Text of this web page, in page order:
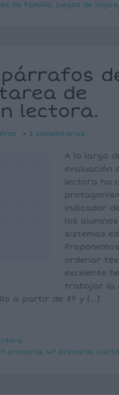
de familia, juegos de lógica
de
lectora.
3 comentarios
A lo largo
evaluación
lectora ha
indicador
los
sistemas
ordenar
excelente
trabajar la
a partir de 3º y […]
primaria, 6º primaria, carta